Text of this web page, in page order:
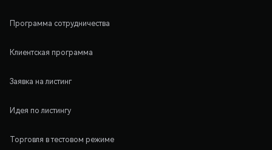
Программа сотрудничества
Клиентская программа
Заявка на листинг
Идея по листингу
Торговля в тестовом режиме